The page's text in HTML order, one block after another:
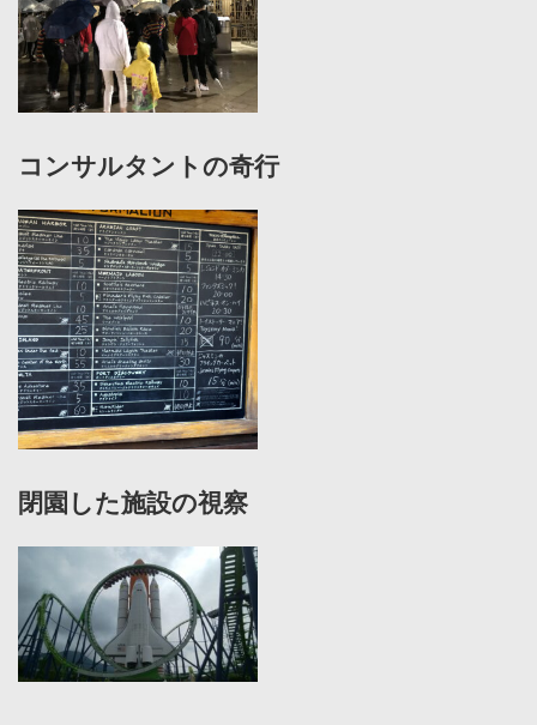
コンサルタントの奇行
閉園した施設の視察